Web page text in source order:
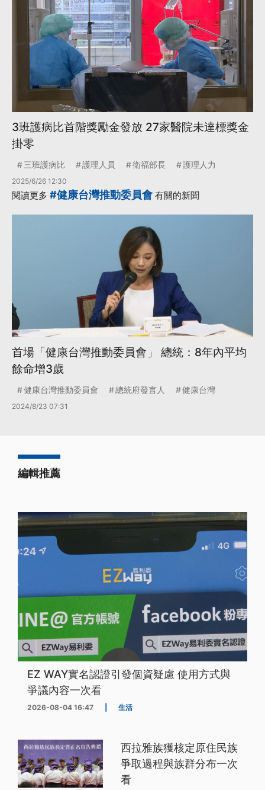
3班護病比首階獎勵金發放 27家醫院未達標獎金
掛零
三班護病比 護理人員 衛福部長 護理人力
2025/6/26 12:30
閱讀更多 #健康台灣推動委員會 有關的新聞
首場「健康台灣推動委員會」 總統：8年內平均
餘命增3歲
健康台灣推動委員會 總統府發言人 健康台灣
2024/8/23 07:31
編輯推薦
EZ WAY實名認證引發個資疑慮 使用方式與
爭議內容一次看
2026-08-04 16:47 生活
西拉雅族獲核定原住民族
爭取過程與族群分布一次
看